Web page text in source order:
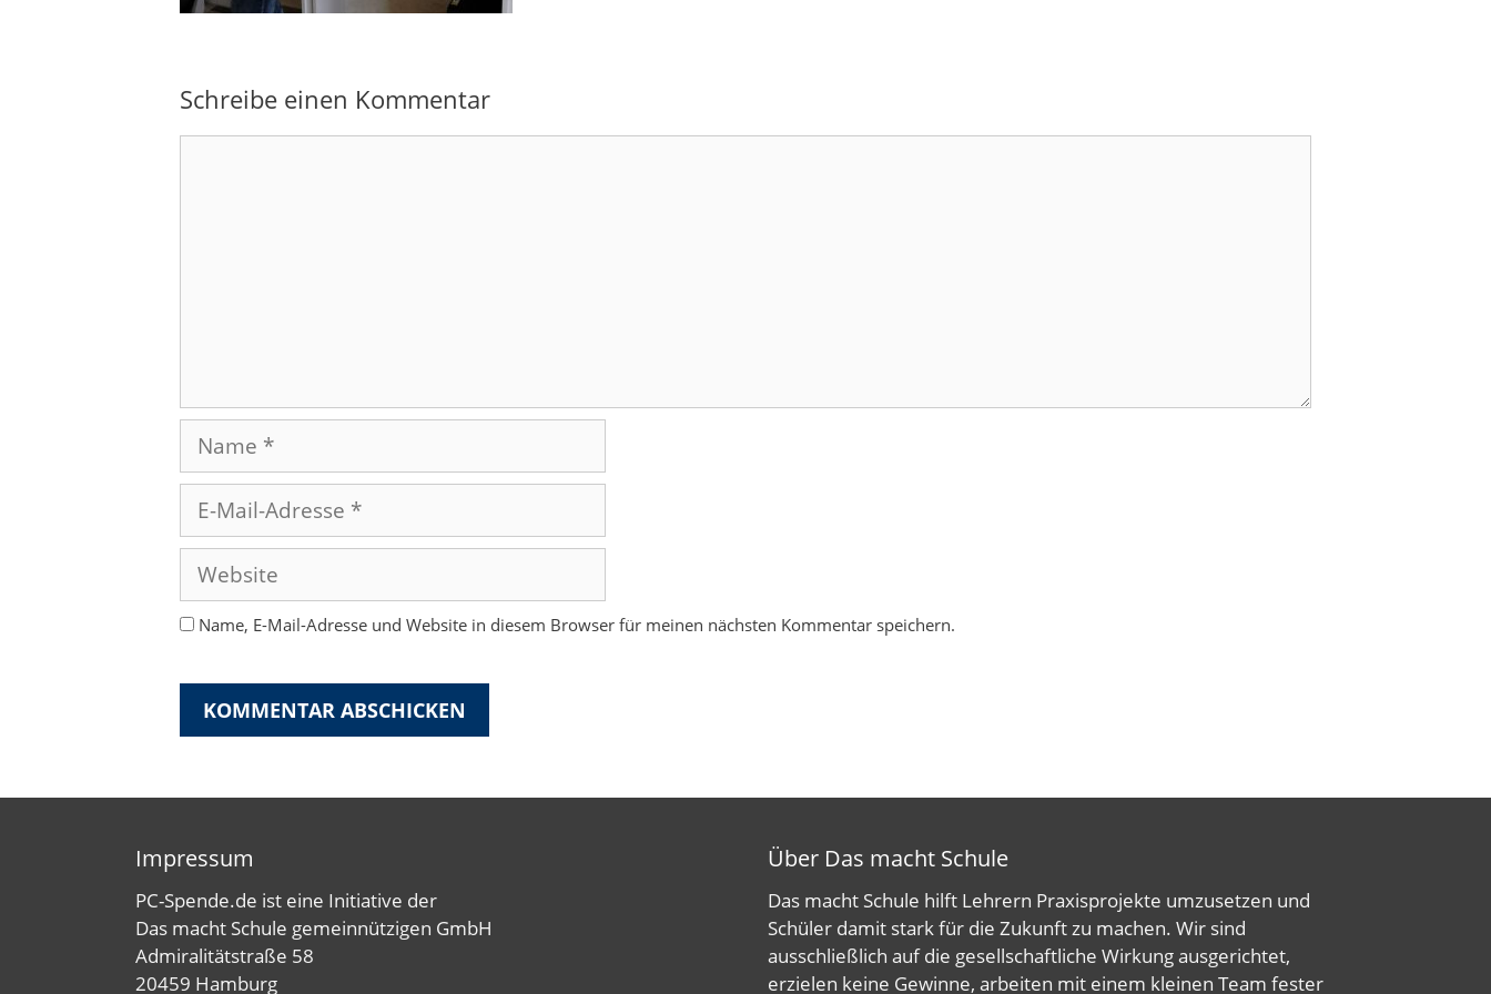
Schreibe einen Kommentar
Name
Mail-
Adresse
Website
Name, E-Mail-Adresse und Website in diesem Browser für meinen nächsten Kommentar speichern.
Impressum
PC-Spende.de ist eine Initiative der
Das macht Schule gemeinnützigen GmbH
Admiralitätstraße 58
20459 Hamburg
Über Das macht Schule
Das macht Schule hilft Lehrern Praxisprojekte umzusetzen und
Schüler damit stark für die Zukunft zu machen. Wir sind
ausschließlich auf die gesellschaftliche Wirkung ausgerichtet,
erzielen keine Gewinne, arbeiten mit einem kleinen Team fester